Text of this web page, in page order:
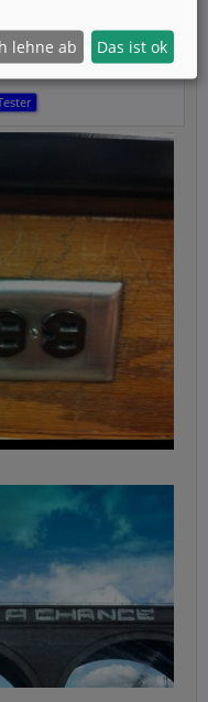
lehne ab Das ist ok